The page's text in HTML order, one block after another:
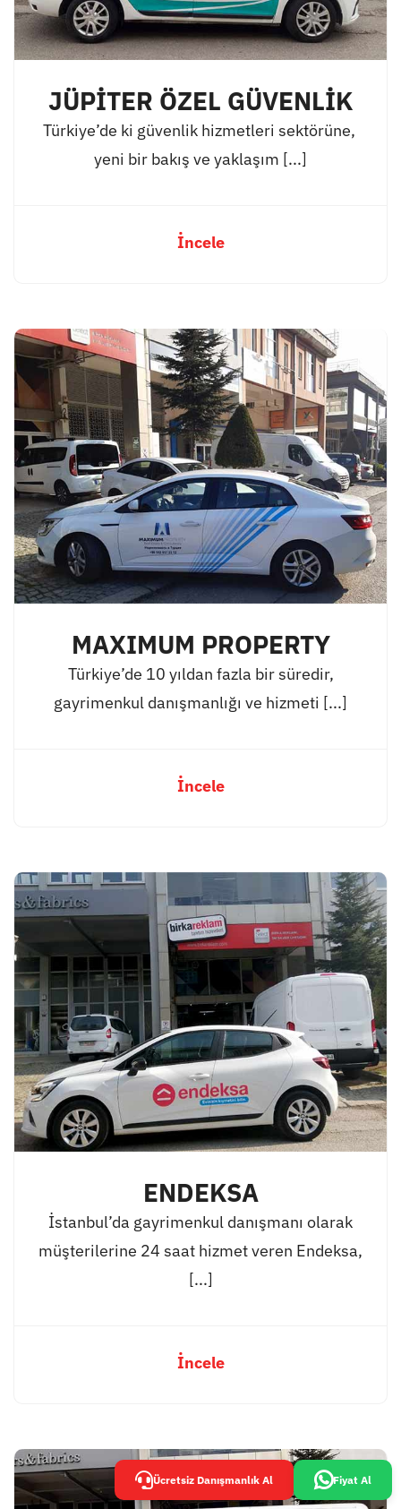
JÜPİTER ÖZEL GÜVENLİK
Türkiye’de ki güvenlik hizmetleri sektörüne,
yeni bir bakış ve yaklaşım [...]
İncele
MAXIMUM PROPERTY
Türkiye’de 10 yıldan fazla bir süredir,
gayrimenkul danışmanlığı ve hizmeti [...]
İncele
ENDEKSA
İstanbul’da gayrimenkul danışmanı olarak
müşterilerine 24 saat hizmet veren Endeksa,
[...]
İncele
Ücretsiz Danışmanlık Al Fiyat Al